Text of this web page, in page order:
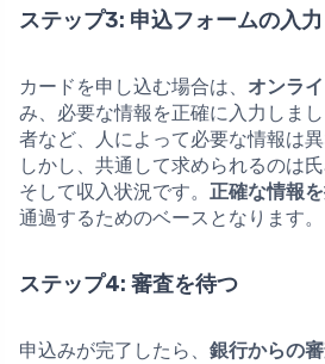
ステップ3: 申込フォームの入力
カードを申し込む場合は、 オンラ
み、必要な情報を正確に入力しま
者など、人によって必要な情報は異
しかし、共通して求められるのは
そして収入状況です。 正確な情報
通過するためのベースとなります。
ステップ4: 審査を待つ
申込みが完了したら、 銀行からの